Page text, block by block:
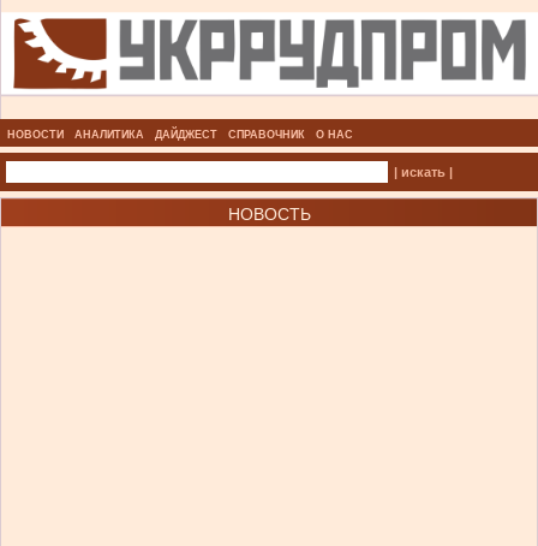
НОВОСТИ АНАЛИТИКА ДАЙДЖЕСТ СПРАВОЧНИК О НАС
| искать |
НОВОСТЬ